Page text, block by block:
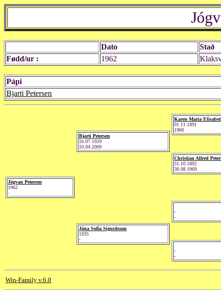
Dato
Stað
Fødd/ur :
1962
Pápi
Bjarti Petersen
Jógvan Petersen
1962
-
Bjarti Petersen
16.07.1929
10.04.2009
Jóna Sofía Sigurðsson
1935
-
Karen Maria
01.11.1891
1960
Christian Alfred
31.10.1892
30.08.1969
-
-
-
-
Win-Family v.6.0